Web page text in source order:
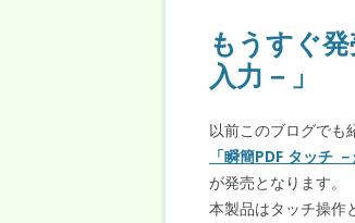
もうすぐ
入力－」
以前このブログでも
「瞬簡PDF タッチ
が発売となります。
本製品はタッチ操作